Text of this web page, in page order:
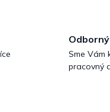
Sme Vám
pracovný